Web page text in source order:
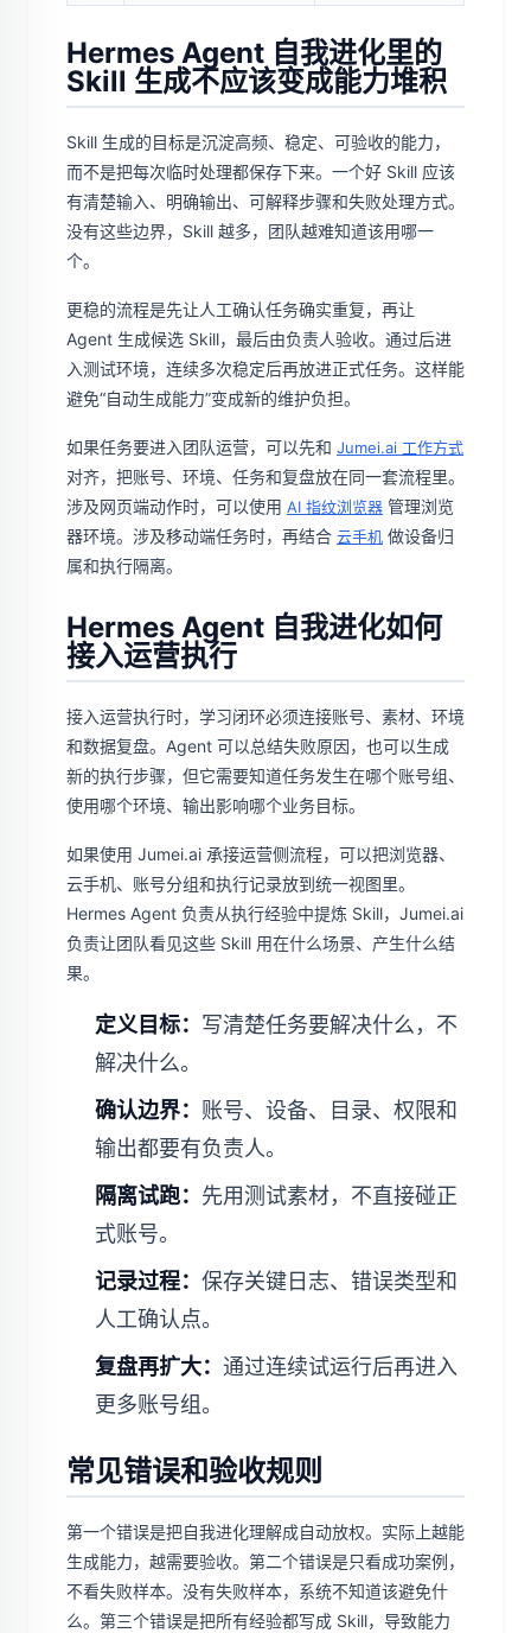
Hermes Agent 自我进化里的
Skill 生成不应该变成能力堆积
Skill 生成的目标是沉淀高频、稳定、可验收的能力，
而不是把每次临时处理都保存下来。一个好 Skill 应该
有清楚输入、明确输出、可解释步骤和失败处理方式。
没有这些边界，Skill 越多，团队越难知道该用哪一
个。
更稳的流程是先让人工确认任务确实重复，再让
Agent 生成候选 Skill，最后由负责人验收。通过后进
入测试环境，连续多次稳定后再放进正式任务。这样能
避免“自动生成能力”变成新的维护负担。
如果任务要进入团队运营，可以先和 Jumei.ai 工作方式
对齐，把账号、环境、任务和复盘放在同一套流程里。
涉及网页端动作时，可以使用 AI 指纹浏览器 管理浏览
器环境。涉及移动端任务时，再结合 云手机 做设备归
属和执行隔离。
Hermes Agent 自我进化如何
接入运营执行
接入运营执行时，学习闭环必须连接账号、素材、环境
和数据复盘。Agent 可以总结失败原因，也可以生成
新的执行步骤，但它需要知道任务发生在哪个账号组、
使用哪个环境、输出影响哪个业务目标。
如果使用 Jumei.ai 承接运营侧流程，可以把浏览器、
云手机、账号分组和执行记录放到统一视图里。
Hermes Agent 负责从执行经验中提炼 Skill，Jumei.ai
负责让团队看见这些 Skill 用在什么场景、产生什么结
果。
定义目标： 写清楚任务要解决什么，不
解决什么。
确认边界： 账号、设备、目录、权限和
输出都要有负责人。
隔离试跑： 先用测试素材，不直接碰正
式账号。
记录过程： 保存关键日志、错误类型和
人工确认点。
复盘再扩大： 通过连续试运行后再进入
更多账号组。
常见错误和验收规则
第一个错误是把自我进化理解成自动放权。实际上越能
生成能力，越需要验收。第二个错误是只看成功案例，
不看失败样本。没有失败样本，系统不知道该避免什
么。第三个错误是把所有经验都写成 Skill，导致能力